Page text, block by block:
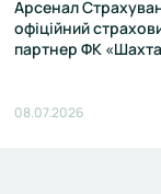
Арсенал
офіційний
партнер ФК
08.07.2026